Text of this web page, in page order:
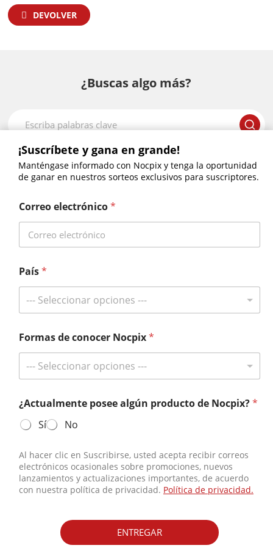
DEVOLVER
¿Buscas algo más?
ACE RM – S60R•H50R
LUMI LRF-H35R•L35R
Manténgase informado con Nocpix y tenga la oportunidad de ganar
en nuestros sorteos exclusivos para suscriptores.
Contáctenos
Teléfono: +49 800 1806627
Correo electrónico:
técnico)
política de privacidad
¡Suscríbete y gana en grande!
Manténgase informado con Nocpix y tenga la oportunidad
de ganar en nuestros sorteos exclusivos para suscriptores.
Correo electrónico*
País*
--- Seleccionar opciones ---
Formas de conocer Nocpix*
--- Seleccionar opciones ---
¿Actualmente posee algún producto de Nocpix?*
Sí
No
Al hacer clic en Suscribirse, usted acepta recibir correos
electrónicos ocasionales sobre promociones, nuevos
lanzamientos y actualizaciones importantes, de acuerdo
con nuestra política de privacidad. Política de privacidad.
ENTREGAR